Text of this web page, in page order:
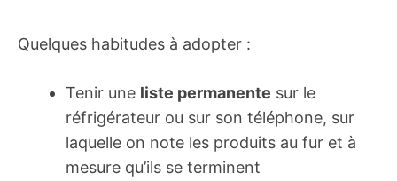
Quelques habitudes à adopter :
Tenir une liste permanente sur le
réfrigérateur ou sur son téléphone, sur
laquelle on note les produits au fur et à
mesure qu’ils se terminent